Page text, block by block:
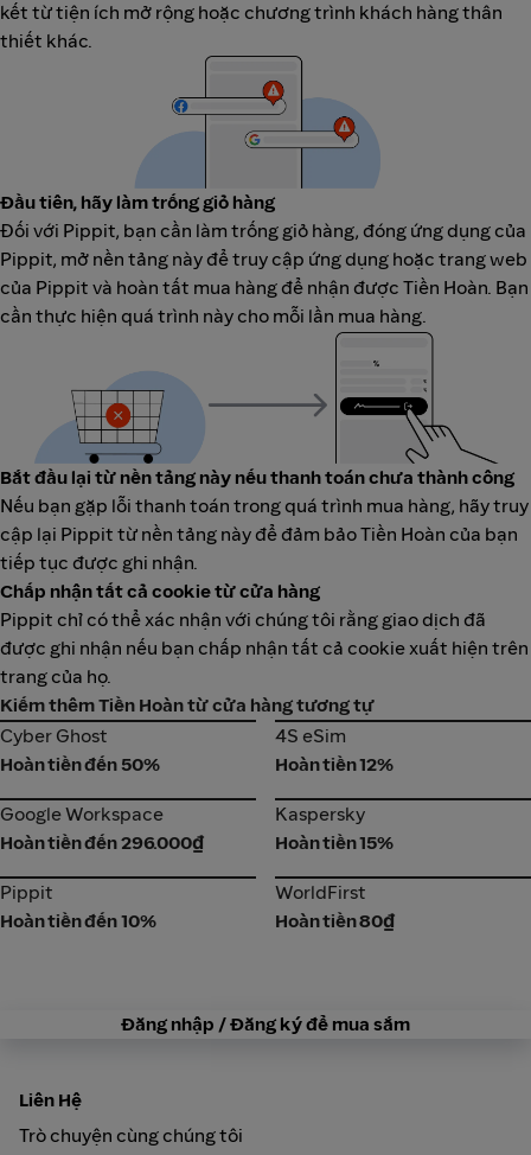
kết từ tiện ích mở rộng hoặc chương trình khách hàng thân
thiết khác.
Đầu tiên, hãy làm trống giỏ hàng
Đối với Pippit, bạn cần làm trống giỏ hàng, đóng ứng dụng của
Pippit, mở nền tảng này để truy cập ứng dụng hoặc trang web
của Pippit và hoàn tất mua hàng để nhận được Tiền Hoàn. Bạn
cần thực hiện quá trình này cho mỗi lần mua hàng.
Bắt đầu lại từ nền tảng này nếu thanh toán chưa thành công
Nếu bạn gặp lỗi thanh toán trong quá trình mua hàng, hãy truy
cập lại Pippit từ nền tảng này để đảm bảo Tiền Hoàn của bạn
tiếp tục được ghi nhận.
Chấp nhận tất cả cookie từ cửa hàng
Pippit chỉ có thể xác nhận với chúng tôi rằng giao dịch đã
được ghi nhận nếu bạn chấp nhận tất cả cookie xuất hiện trên
trang của họ.
Kiếm thêm Tiền Hoàn từ cửa hàng tương tự
Cyber Ghost
Cyber Ghost
Hoàn tiền đến 50%
4S eSim
4S eSim
Hoàn tiền 12%
Google Workspace
Google Workspace
Hoàn tiền đến 296.000₫
Kaspersky
Kaspersky
Hoàn tiền 15%
Pippit
Pippit
Hoàn tiền đến 10%
WorldFirst
WorldFirst
Hoàn tiền 80₫
Đăng nhập / Đăng ký để mua sắm
Liên Hệ
Trò chuyện cùng chúng tôi